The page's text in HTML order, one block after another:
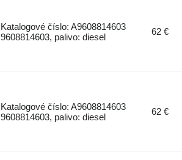
Katalogové číslo: A9608814603
9608814603, palivo: diesel
62 €
Katalogové číslo: A9608814603
9608814603, palivo: diesel
62 €